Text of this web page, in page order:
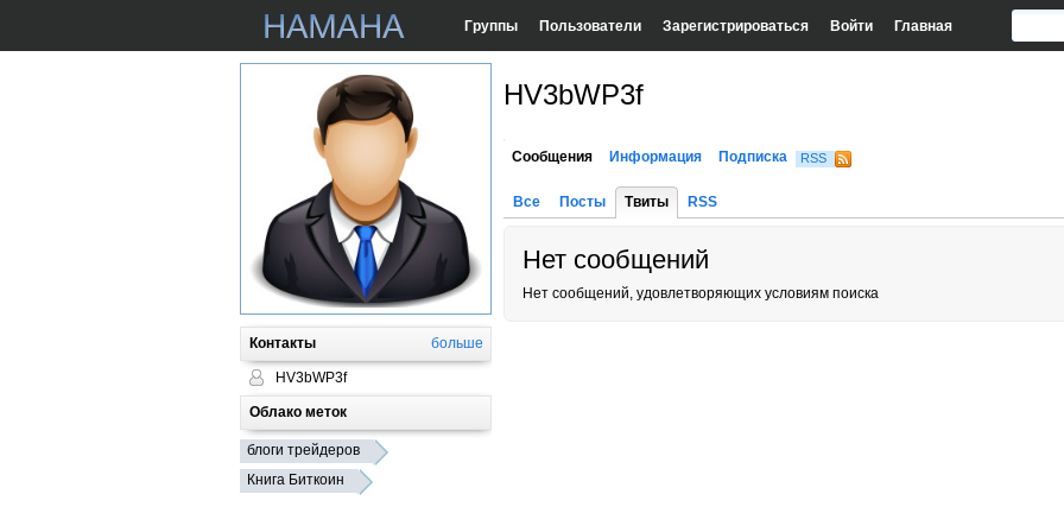
Группы Пользователи Зарегистрироваться Войти Главная
Контакты больше
HV3bWP3f
Облако меток
блоги трейдеров
Книга Биткоин
HV3bWP3f
Сообщения Информация Подписка RSS
Все Посты Твиты RSS
Нет сообщений
Нет сообщений, удовлетворяющих условиям поиска